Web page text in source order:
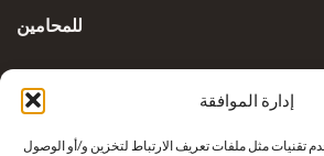
إدارة الموافقة
تقنيات مثل ملفات تعريف الارتباط لتخزين و/أو الوصول
للمحامين